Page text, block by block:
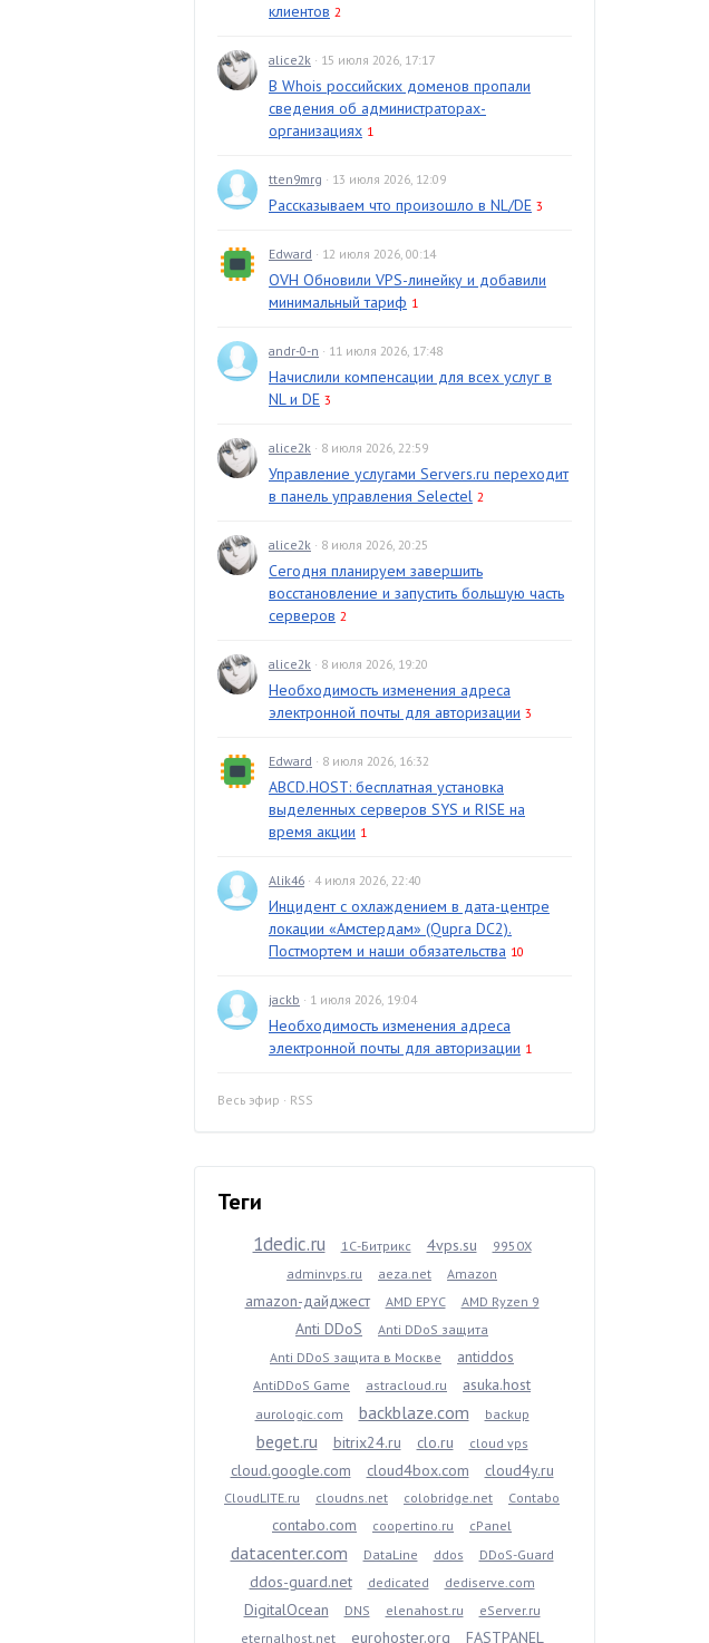
клиентов 2
alice2k · 15 июля 2026, 17:17
В Whois российских доменов пропали
сведения об администраторах-
организациях 1
tten9mrg · 13 июля 2026, 12:09
Рассказываем что произошло в NL/DE 3
Edward · 12 июля 2026, 00:14
OVH Обновили VPS-линейку и добавили
минимальный тариф 1
andr-0-n · 11 июля 2026, 17:48
Начислили компенсации для всех услуг в
NL и DE 3
alice2k · 8 июля 2026, 22:59
Управление услугами Servers.ru переходит
в панель управления Selectel 2
alice2k · 8 июля 2026, 20:25
Сегодня планируем завершить
восстановление и запустить большую часть
серверов 2
alice2k · 8 июля 2026, 19:20
Необходимость изменения адреса
электронной почты для авторизации 3
Edward · 8 июля 2026, 16:32
ABCD.HOST: бесплатная установка
выделенных серверов SYS и RISE на
время акции 1
Alik46 · 4 июля 2026, 22:40
Инцидент с охлаждением в дата-центре
локации «Амстердам» (Qupra DC2).
Постмортем и наши обязательства 10
jackb · 1 июля 2026, 19:04
Необходимость изменения адреса
электронной почты для авторизации 1
Весь эфир · RSS
Теги
1dedic.ru 1С-Битрикс 4vps.su
9950X
adminvps.ru
aeza.net Amazon
amazon-дайджест AMD EPYC AMD Ryzen 9
Anti DDoS
Anti DDoS защита
Anti DDoS защита в Москве
antiddos
AntiDDoS Game astracloud.ru asuka.host
aurologic.com backblaze.com backup
beget.ru bitrix24.ru clo.ru cloud vps
cloud.google.com cloud4box.com cloud4y.ru
CloudLITE.ru cloudns.net colobridge.net Contabo
contabo.com coopertino.ru cPanel
datacenter.com DataLine ddos DDoS-Guard
ddos-guard.net dedicated dediserve.com
DigitalOcean DNS elenahost.ru
eServer.ru
eternalhost.net
eurohoster.org FASTPANEL